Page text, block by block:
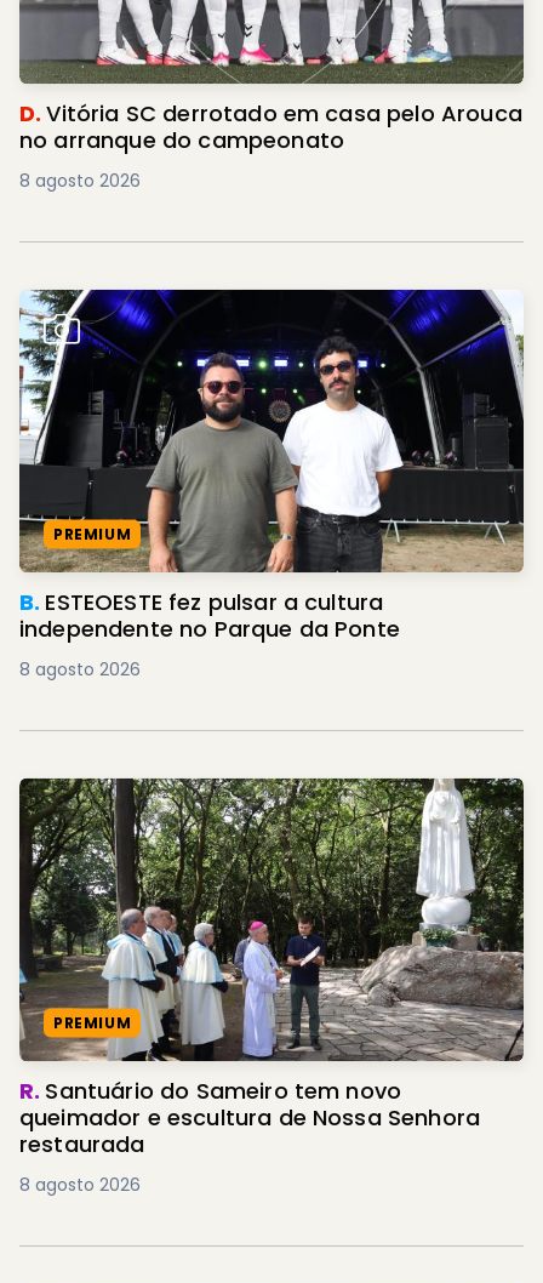
D.Vitória SC derrotado em casa pelo Arouca
no arranque do campeonato
8 agosto 2026
PREMIUM
B. ESTEOESTE fez pulsar a cultura
independente no Parque da Ponte
8 agosto 2026
PREMIUM
R. Santuário do Sameiro tem novo
queimador e escultura de Nossa Senhora
restaurada
8 agosto 2026